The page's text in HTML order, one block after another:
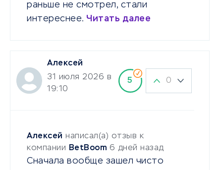
раньше не смотрел, стали
интереснее. Читать далее
Алексей
31 июля 2026 в
19:10
5 0
Алексей написал(а) отзыв к
компании BetBoom 6 дней назад
Сначала вообще зашел чисто